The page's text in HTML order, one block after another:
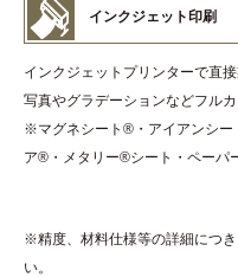
インクジェット印刷
インクジェットプリンターで直
写真やグラデーションなどフル
※マグネシート ® ・アイアンシー
ア® ・メタリー®シート・ペーパ
※精度、材料仕様等の詳細につ
い。